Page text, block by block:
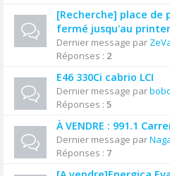
[Recherche] place
fermé jusqu'au
Dernier message par
Réponses : 2
E46 330Ci cabrio LCI
Dernier message par
Réponses : 5
À VENDRE : 991.1
Dernier message par
Réponses : 7